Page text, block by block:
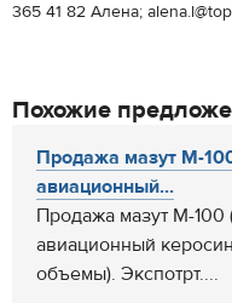
365 41 82 Алена;
Похожие
Продажа мазут М-
авиационный...
Продажа мазут М-
авиационный
объемы). Экспотрт....